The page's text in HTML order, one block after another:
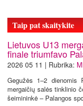
Taip pat skaitykite
Lietuvos U13
finale triumfavo
2026 05 11 | Rubrika:
Gegužės 1–2 dienomis
mergaičių salės tinklinio
šeimininkė – Palangos